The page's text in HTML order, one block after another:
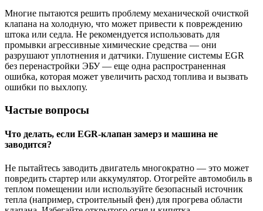
Многие пытаются решить проблему механической очисткой
клапана на холодную, что может привести к повреждению
штока или седла. Не рекомендуется использовать для
промывки агрессивные химические средства — они
разрушают уплотнения и датчики. Глушение системы EGR
без перенастройки ЭБУ — еще одна распространенная
ошибка, которая может увеличить расход топлива и вызвать
ошибки по выхлопу.
Частые вопросы
Что делать, если EGR-клапан замерз и машина не
заводится?
Не пытайтесь заводить двигатель многократно — это может
повредить стартер или аккумулятор. Отогрейте автомобиль в
теплом помещении или используйте безопасный источник
тепла (например, строительный фен) для прогрева области